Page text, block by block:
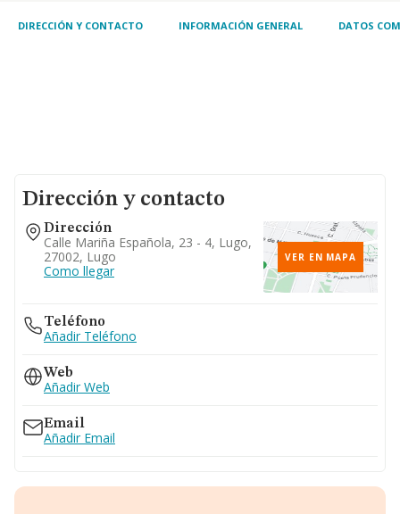
en general y gestión
DIRECCIÓN Y CONTACTO INFORMACIÓN GENERAL DATOS
Dirección y contacto
Dirección
Calle Mariña Española, 23 - 4, Lugo,
27002, Lugo
Como llegar
VER EN MAPA
Teléfono
Añadir Teléfono
Web
Añadir Web
Email
Añadir Email